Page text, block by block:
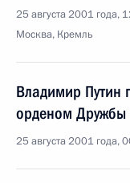
25 августа 2001 года,
Москва, Кремль
Владимир Путин
орденом Дружбы
25 августа 2001 года,